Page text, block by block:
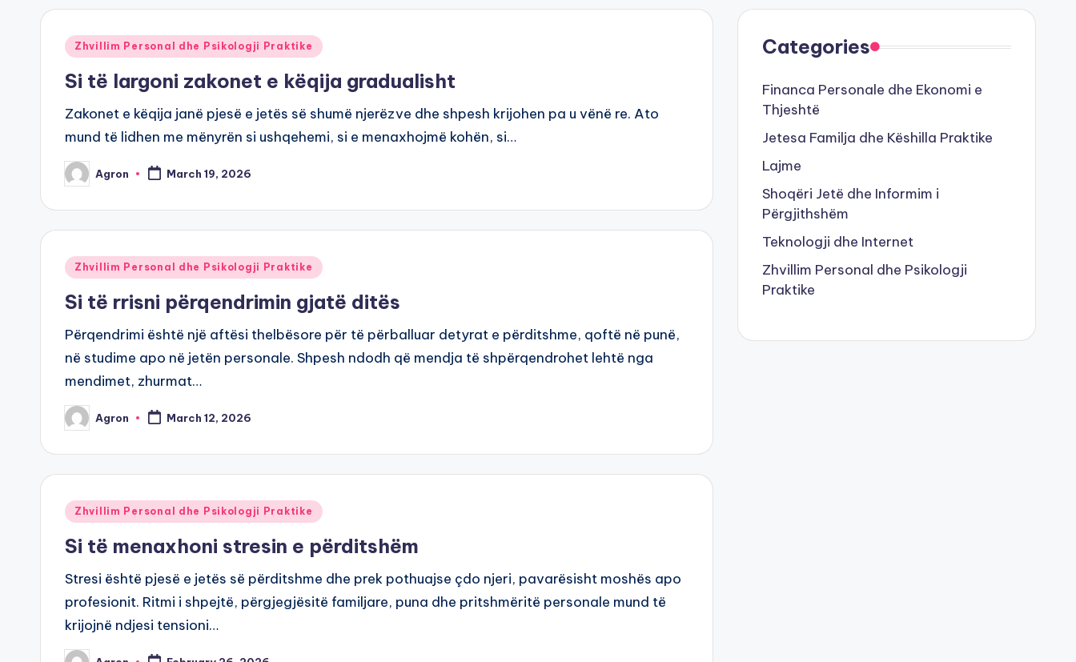
Posted
Zhvillim Personal dhe Psikologji Praktike
Si të largoni zakonet e këqija gradualisht
Zakonet e këqija janë pjesë e jetës së shumë njerëzve dhe shpesh krijohen pa u vënë re. Ato
mund të lidhen me mënyrën si ushqehemi, si e menaxhojmë kohën, si…
Posted
by
Agron March 19, 2026
Posted
Zhvillim Personal dhe Psikologji Praktike
Si të rrisni përqendrimin gjatë ditës
Përqendrimi është një aftësi thelbësore për të përballuar detyrat e përditshme, qoftë në punë,
në studime apo në jetën personale. Shpesh ndodh që mendja të shpërqendrohet lehtë nga
mendimet, zhurmat…
Posted
by
Agron March 12, 2026
Posted
Zhvillim Personal dhe Psikologji Praktike
Si të menaxhoni stresin e përditshëm
Stresi është pjesë e jetës së përditshme dhe prek pothuajse çdo njeri, pavarësisht moshës apo
profesionit. Ritmi i shpejtë, përgjegjësitë familjare, puna dhe pritshmëritë personale mund të
krijojnë ndjesi tensioni…
Categories
Financa Personale dhe Ekonomi e
Thjeshtë
Jetesa Familja dhe Këshilla Praktike
Lajme
Shoqëri Jetë dhe Informim i
Përgjithshëm
Teknologji dhe Internet
Zhvillim Personal dhe Psikologji
Praktike